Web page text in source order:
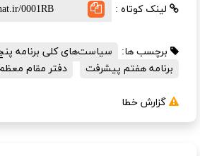
لینک کوتاه :
برچسب ها:
سیاست‌های کلی برنامه
برنامه هفتم پیشرفت
دفتر مقام
گزارش خطا